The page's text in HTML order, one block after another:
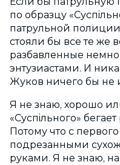
по образцу
патрульной
стояли бы все те же
разбавленные
энтузиастами. И
Жуков ничего бы не
Я не знаю, хорошо
«Суспiльного»
Потому что с
подрезанными
руками. Я не знаю,